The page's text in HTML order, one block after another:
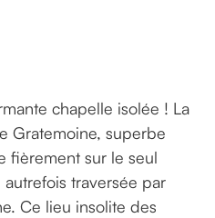
chapelle isolée ! La
Gratemoine, superbe
fièrement sur le seul
traversée par
Ce lieu insolite des